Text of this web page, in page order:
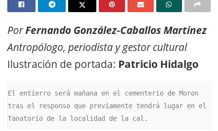
PorFernando González-Caballos Martínez
Antropólogo, periodista y gestor cultural
Ilustración de portada: Patricio Hidalgo
El entierro será mañana en el cementerio de Moron
tras el responso que previamente tendrá lugar en el
Tanatorio de la localidad de la cal.